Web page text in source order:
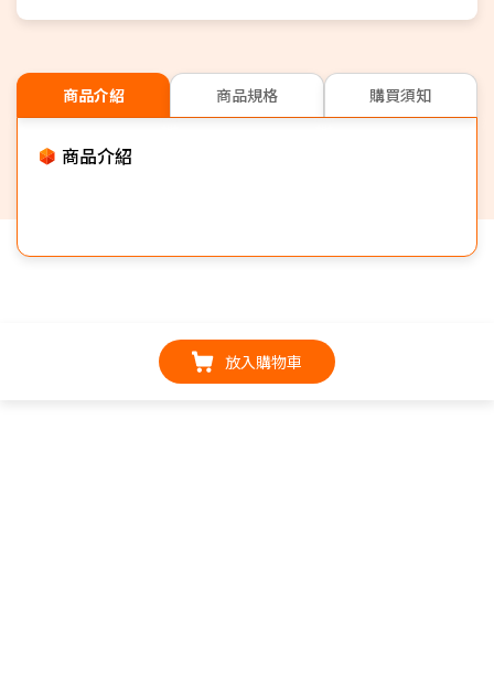
商品介紹 商品規格 購買須知
商品介紹
放入購物車